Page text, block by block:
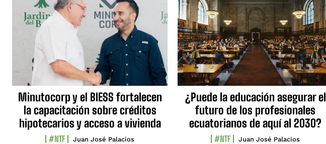
Minutocorp y el BIESS fortalecen
la capacitación sobre créditos
hipotecarios y acceso a vivienda
#NTF Juan José Palacios
¿Puede la educación asegurar el
futuro de los profesionales
ecuatorianos de aquí al 2030?
#NTF Juan José Palacios